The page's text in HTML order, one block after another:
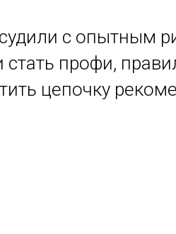
с опытным
профи,
цепочку